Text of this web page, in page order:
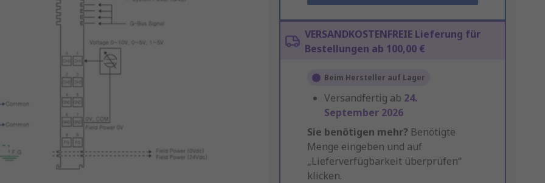
VERSANDKOSTENFREIE Lieferung für
Bestellungen ab 100,00 €
Beim Hersteller auf Lager
Versandfertig ab 24.
September 2026
Sie benötigen mehr? Benötigte
Menge eingeben und auf
„Lieferverfügbarkeit überprüfen“
klicken.